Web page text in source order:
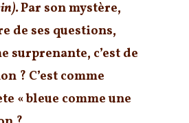
Par son mystère,
de ses questions,
surprenante, c’est de
? C’est comme
« bleue comme une